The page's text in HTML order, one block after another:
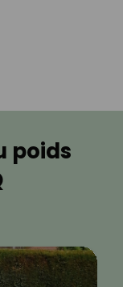
poids